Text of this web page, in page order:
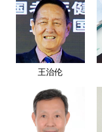
王治伦